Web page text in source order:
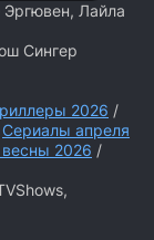
Лайла
Сингер
2026 /
Сериалы апреля
2026 /